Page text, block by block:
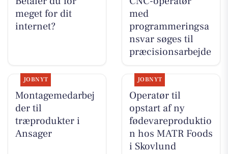
meget for dit
internet?
med
programmeringsa
nsvar søges til
præcisionsarbejde
JOBNYT
Montagemedarbej
der til
træprodukter i
Ansager
JOBNYT
Operatør til
opstart af ny
fødevareproduktio
n hos MATR Foods
i Skovlund